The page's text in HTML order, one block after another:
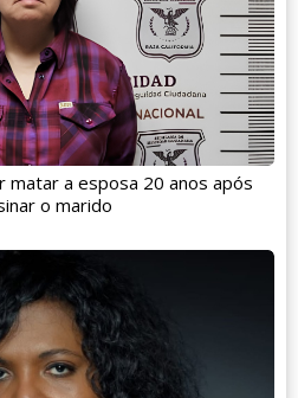
matar a esposa 20 anos após
o marido